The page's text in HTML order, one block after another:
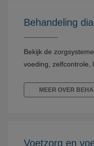
Behandeling
Bekijk de
voeding, zelfcontrole,
MEER OVER
Voetzorg en